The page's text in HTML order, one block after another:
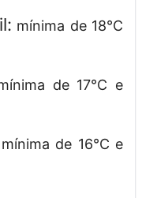
mínima de 18°C
de 17°C e
mínima de 16°C e